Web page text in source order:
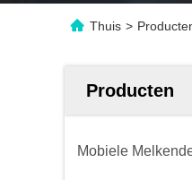
Thuis >
Producten
Mobiele